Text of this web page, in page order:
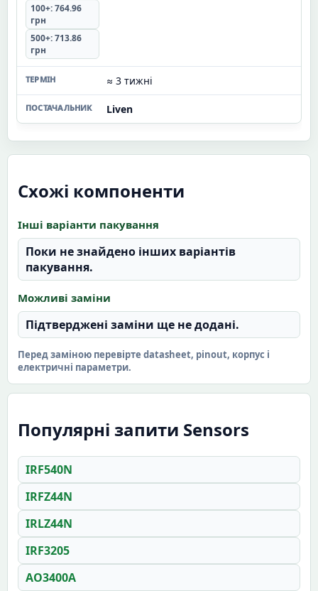
100+: 764.96
грн
500+: 713.86
грн
≈ 3 тижні
Liven
Схожі компоненти
Інші варіанти пакування
Поки не знайдено інших варіантів
пакування.
Можливі заміни
Підтверджені заміни ще не додані.
Перед заміною перевірте datasheet, pinout, корпус і
електричні параметри.
Популярні запити Sensors
IRF540N
IRFZ44N
IRLZ44N
IRF3205
AO3400A